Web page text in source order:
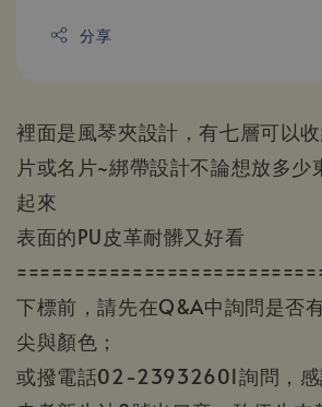
分享
裡面是風琴夾設計，有七層可以
片或名片~綁帶設計不論想放多少
起來
表面的PU皮革耐髒又好看
下標前，請先在Q&A中詢問是否
尖與顏色；
或撥電話02-23932601詢問，感